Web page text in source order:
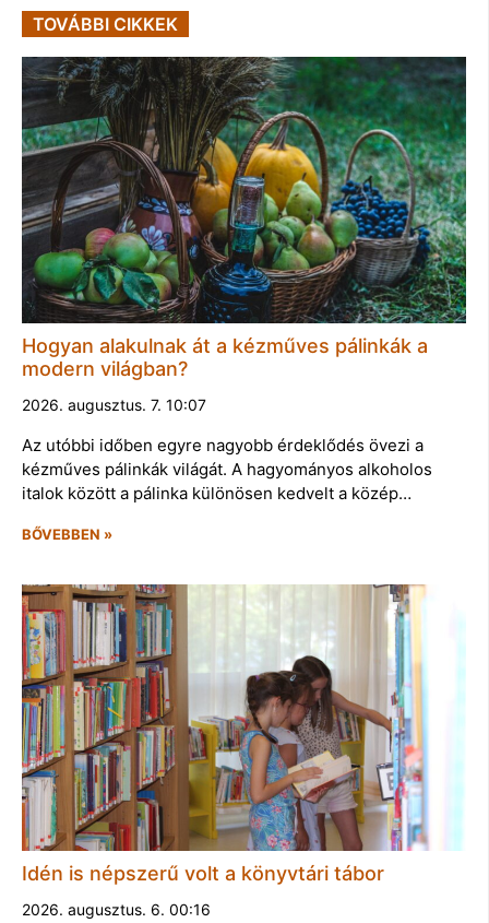
TOVÁBBI CIKKEK
Hogyan alakulnak át a kézműves pálinkák a
modern világban?
2026. augusztus. 7. 10:07
Az utóbbi időben egyre nagyobb érdeklődés övezi a
kézműves pálinkák világát. A hagyományos alkoholos
italok között a pálinka különösen kedvelt a közép…
BŐVEBBEN »
Idén is népszerű volt a könyvtári tábor
2026. augusztus. 6. 00:16